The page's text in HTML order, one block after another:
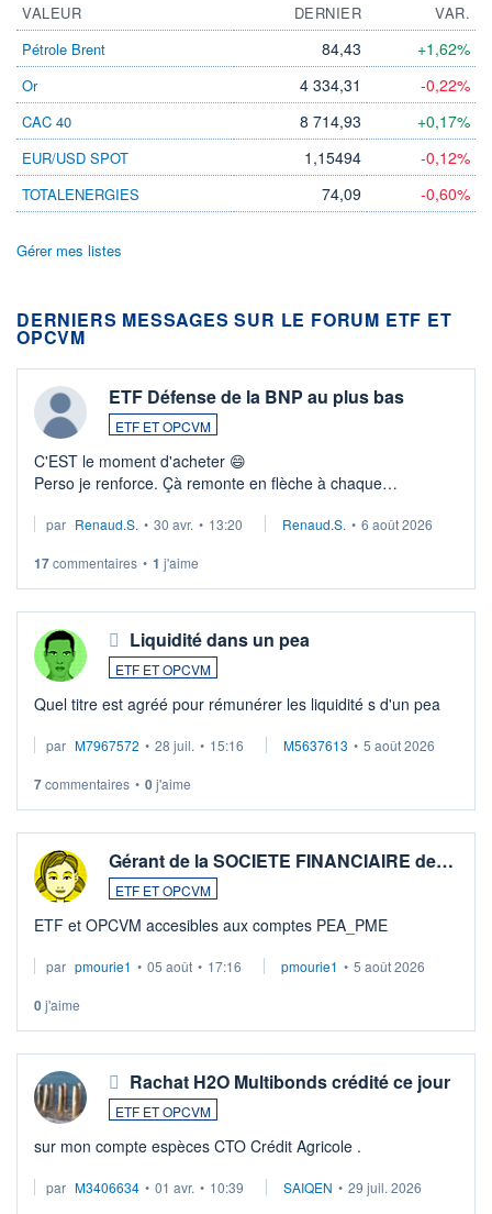
VALEUR DERNIER
VAR.
Pétrole Brent
84,43 +1,62%
Or 4 334,31 -0,22%
CAC 40 8 714,93 +0,17%
EUR/USD SPOT 1,15494 -0,12%
TOTALENERGIES 74,09 -0,60%
Gérer mes listes
DERNIERS MESSAGES SUR LE FORUM ETF ET
OPCVM
ETF Défense de la BNP au plus bas
ETF ET OPCVM
C'EST le moment d'acheter 😄​
Perso je renforce. Çà remonte en flèche à chaque
Investissement long terme tip top pour sa retraite.
par Renaud.S. • 30 avr. • 13:20 Renaud.S. • 6 août 2026
17commentaires • 1 j'aime
Liquidité dans un pea
ETF ET OPCVM
Quel titre est agréé pour rémunérer les liquidité s d'un pea
par M7967572 • 28 juil. • 15:16 M5637613 • 5 août 2026
7commentaires • 0j'aime
Gérant de la SOCIETE FINANCIAIRE de…
ETF ET OPCVM
ETF et OPCVM accesibles aux comptes PEA_PME
par pmourie1 • 05 août • 17:16 pmourie1 • 5 août 2026
0j'aime
Rachat H2O Multibonds crédité ce jour
ETF ET OPCVM
sur mon compte espèces CTO Crédit Agricole .
par M3406634 • 01 avr. • 10:39 SAIQEN • 29 juil. 2026